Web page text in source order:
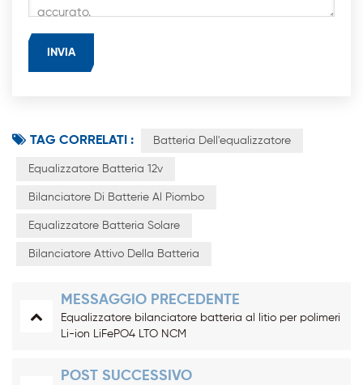
TAG CORRELATI : Batteria Dell'equalizzatore
Equalizzatore Batteria 12v
Bilanciatore Di Batterie Al Piombo
Equalizzatore Batteria Solare
Bilanciatore Attivo Della Batteria
MESSAGGIO PRECEDENTE
Equalizzatore bilanciatore batteria al litio per polimeri
Li-ion LiFePO4 LTO NCM
POST SUCCESSIVO